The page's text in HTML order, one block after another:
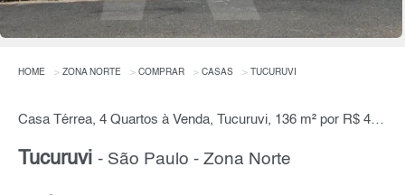
HOME ZONA NORTE COMPRAR CASAS TUCURUVI
Casa Térrea, 4 Quartos à Venda, Tucuruvi, 136 m² por R$ 450.000,00
Tucuruvi - São Paulo - Zona Norte